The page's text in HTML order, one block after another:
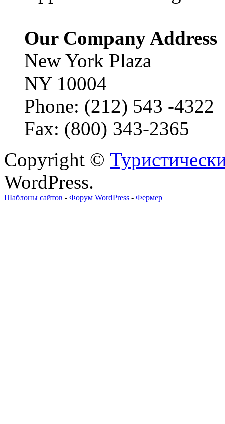
Our Company Address
New York Plaza
NY 10004
Phone: (212) 543 -4322
Fax: (800) 343-2365
Copyright ©
WordPress.
Шаблоны сайтов - Форум WordPress - Фермер